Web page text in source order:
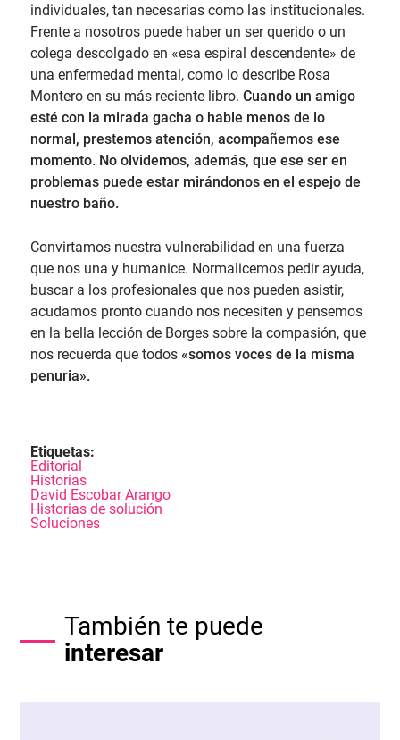
individuales, tan necesarias como las institucionales.
Frente a nosotros puede haber un ser querido o un
colega descolgado en «esa espiral descendente» de
una enfermedad mental, como lo describe Rosa
Montero en su más reciente libro. Cuando un amigo
esté con la mirada gacha o hable menos de lo
normal, prestemos atención, acompañemos ese
momento. No olvidemos, además, que ese ser en
problemas puede estar mirándonos en el espejo de
nuestro baño.
Convirtamos nuestra vulnerabilidad en una fuerza
que nos una y humanice. Normalicemos pedir ayuda,
buscar a los profesionales que nos pueden asistir,
acudamos pronto cuando nos necesiten y pensemos
en la bella lección de Borges sobre la compasión, que
nos recuerda que todos «somos voces de la misma
penuria».
Etiquetas:
Editorial
Historias
David Escobar Arango
Historias de solución
Soluciones
También te puede
interesar